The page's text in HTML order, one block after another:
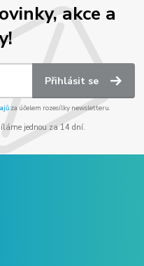
akce a
Přihlásit se
za účelem rozesílky newsletteru.
jednou za 14 dní.